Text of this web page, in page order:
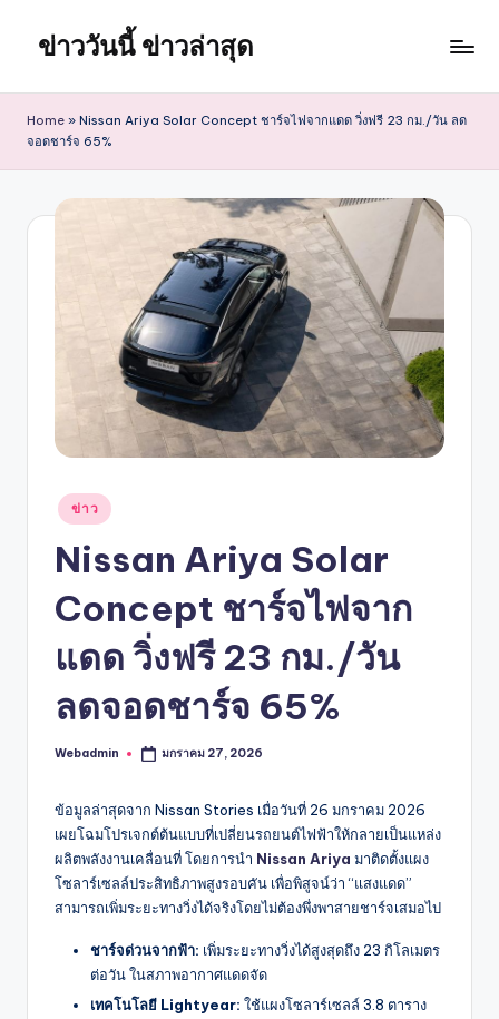
content
ข่าววันนี้ ข่าวล่าสุด
Home » Nissan Ariya Solar Concept ชาร์จไฟจากแดด วิ่งฟรี 23 กม./วัน ลด
จอดชาร์จ 65%
Posted
in
ข่าว
Nissan Ariya Solar
Concept ชาร์จไฟจาก
แดด วิ่งฟรี 23 กม./วัน
ลดจอดชาร์จ 65%
Posted
Webadmin มกราคม 27, 2026
ข้อมูลล่าสุดจาก Nissan Stories เมื่อวันที่ 26 มกราคม 2026
เผยโฉมโปรเจกต์ต้นแบบที่เปลี่ยนรถยนต์ไฟฟ้าให้กลายเป็นแหล่ง
ผลิตพลังงานเคลื่อนที่ โดยการนำ Nissan Ariya มาติดตั้งแผง
โซลาร์เซลล์ประสิทธิภาพสูงรอบคัน เพื่อพิสูจน์ว่า “แสงแดด”
สามารถเพิ่มระยะทางวิ่งได้จริงโดยไม่ต้องพึ่งพาสายชาร์จเสมอไป
ชาร์จด่วนจากฟ้า: เพิ่มระยะทางวิ่งได้สูงสุดถึง 23 กิโลเมตร
ต่อวัน ในสภาพอากาศแดดจัด
เทคโนโลยี Lightyear: ใช้แผงโซลาร์เซลล์ 3.8 ตาราง